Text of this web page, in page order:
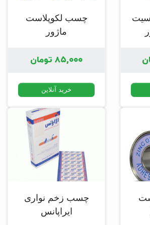
چسب لکوپلاست
ماژور
۸۵,۰۰۰ تومان
خرید آنلاین
چسب زخم نواری
ایراپانس